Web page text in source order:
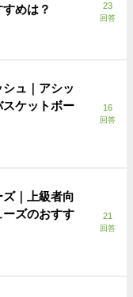
めは？
23
回答
ュ｜アシッ
ケットボー
16
回答
｜上級者向
ズのおすす
21
回答